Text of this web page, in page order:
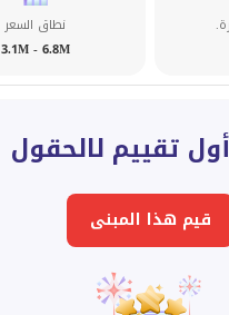
نطاق السعر
3.1M - 6.8M
تقييم لالحقول
قيم هذا المبنى